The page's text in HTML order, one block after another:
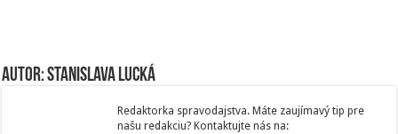
Autor: Stanislava Lucká
Redaktorka spravodajstva. Máte zaujímavý tip pre
našu redakciu? Kontaktujte nás na: